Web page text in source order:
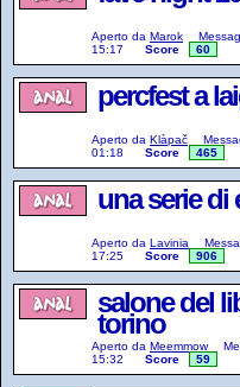
Aperto da Marok
15:17
Score 60
percfest a
Aperto da Klàpač
01:18
Score 465
una serie di
Aperto da Lavinia
17:25
Score 906
salone del
torino
Aperto da Meemmow
15:32
Score 59